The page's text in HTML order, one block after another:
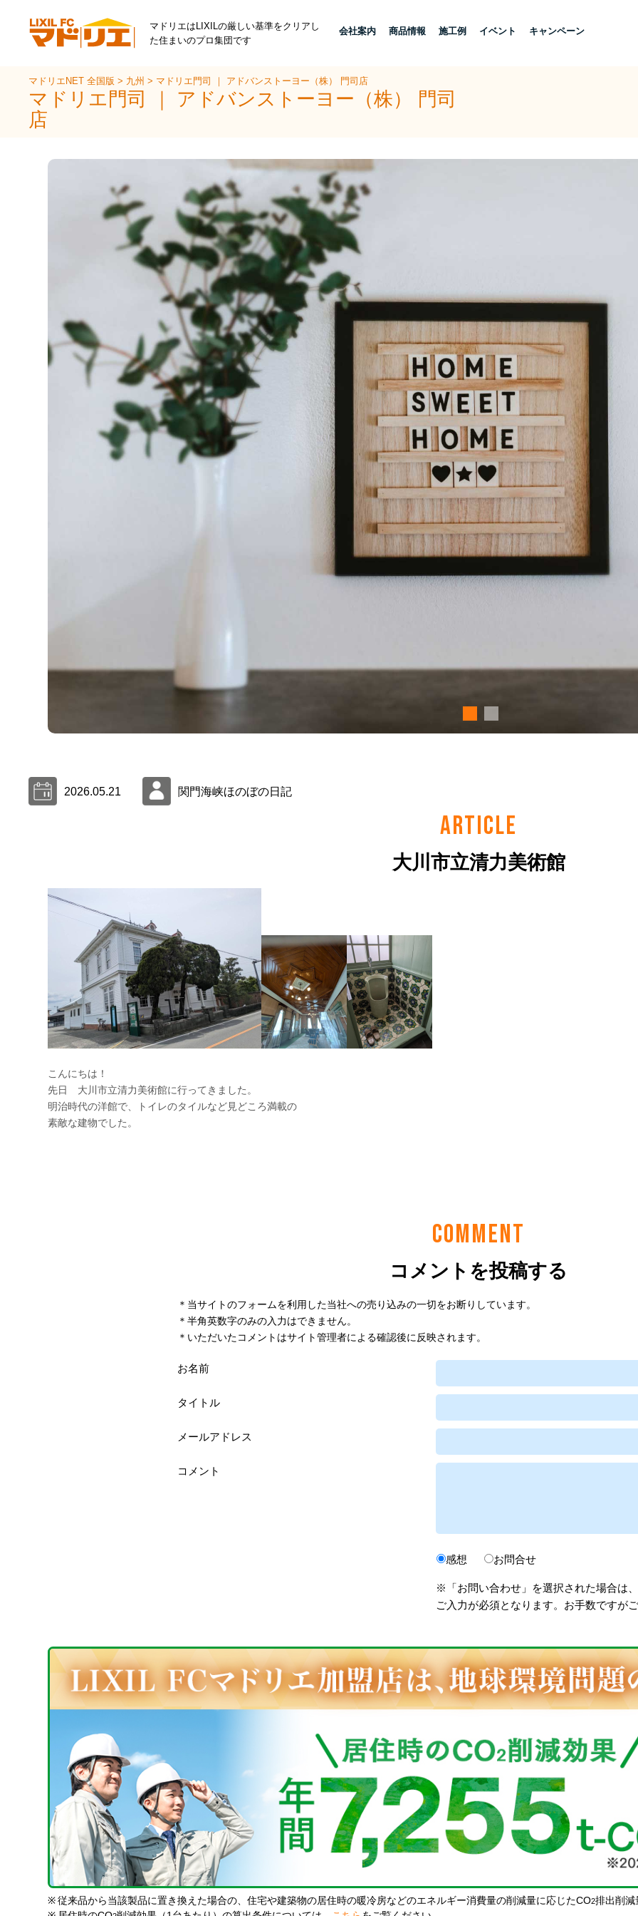
マドリエはLIXILの厳しい基準をクリアし
た住まいのプロ集団です
会社案内 商品情報 施工例 イベント キャンペーン
マドリエNET 全国版> 九州> マドリエ門司 ｜ アドバンストーヨー（株） 門司店
マドリエ門司 ｜ アドバンストーヨー（株） 門司
店
2026.05.21 関門海峡ほのぼの日記
ARTICLE
大川市立清力美術館
COMMENT
コメントを投稿する
＊当サイトのフォームを利用した当社への売り込みの一切をお断りしています。
＊半角英数字のみの入力はできません。
＊いただいたコメントはサイト管理者による確認後に反映されます。
お名前
タイトル
メールアドレス
コメント
感想 お問合せ
※「お問い合わせ」を選択された場合は
ご入力が必須となります。お手数ですが
※ 従来品から当該製品に置き換えた場合の、住宅や建築物の居住時の暖冷房などのエネルギー消費量の削減量に応じたCO2排出削減